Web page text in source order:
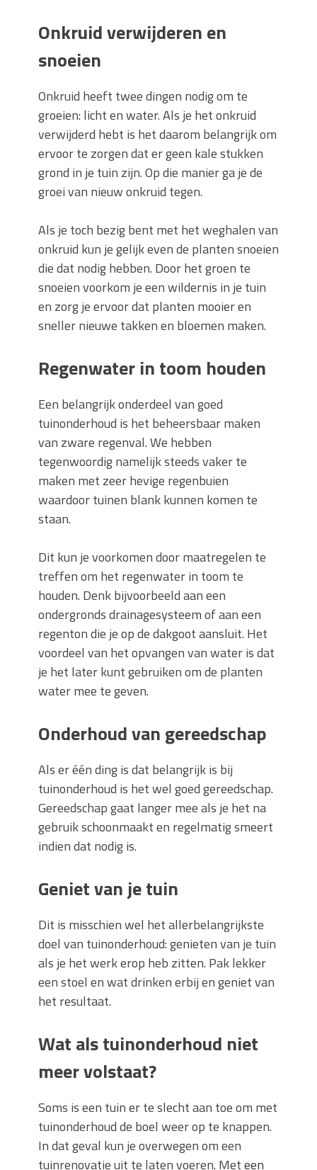
Onkruid verwijderen en
snoeien
Onkruid heeft twee dingen nodig om te
groeien: licht en water. Als je het onkruid
verwijderd hebt is het daarom belangrijk om
ervoor te zorgen dat er geen kale stukken
grond in je tuin zijn. Op die manier ga je de
groei van nieuw onkruid tegen.
Als je toch bezig bent met het weghalen van
onkruid kun je gelijk even de planten snoeien
die dat nodig hebben. Door het groen te
snoeien voorkom je een wildernis in je tuin
en zorg je ervoor dat planten mooier en
sneller nieuwe takken en bloemen maken.
Regenwater in toom houden
Een belangrijk onderdeel van goed
tuinonderhoud is het beheersbaar maken
van zware regenval. We hebben
tegenwoordig namelijk steeds vaker te
maken met zeer hevige regenbuien
waardoor tuinen blank kunnen komen te
staan.
Dit kun je voorkomen door maatregelen te
treffen om het regenwater in toom te
houden. Denk bijvoorbeeld aan een
ondergronds drainagesysteem of aan een
regenton die je op de dakgoot aansluit. Het
voordeel van het opvangen van water is dat
je het later kunt gebruiken om de planten
water mee te geven.
Onderhoud van gereedschap
Als er één ding is dat belangrijk is bij
tuinonderhoud is het wel goed gereedschap.
Gereedschap gaat langer mee als je het na
gebruik schoonmaakt en regelmatig smeert
indien dat nodig is.
Geniet van je tuin
Dit is misschien wel het allerbelangrijkste
doel van tuinonderhoud: genieten van je tuin
als je het werk erop heb zitten. Pak lekker
een stoel en wat drinken erbij en geniet van
het resultaat.
Wat als tuinonderhoud niet
meer volstaat?
Soms is een tuin er te slecht aan toe om met
tuinonderhoud de boel weer op te knappen.
In dat geval kun je overwegen om een
tuinrenovatie uit te laten voeren. Meteen